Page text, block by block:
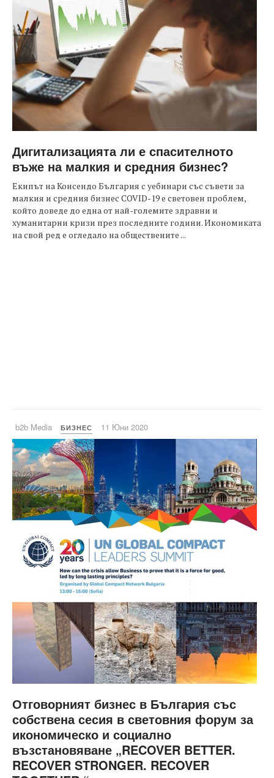
Дигитализацията ли е спасителното
въже на малкия и средния бизнес?
Екипът на Консендо България с уебинари със съвети за
малкия и средния бизнес COVID-19 е световен проблем,
който доведе до една от най-големите здравни и
хуманитарни кризи през последните години. Икономиката
на свой ред е огледало на обществените ...
b2b Media БИЗНЕС 11 Юни 2020
Отговорният бизнес в България със
собствена сесия в световния форум за
икономическо и социално
възстановяване „RECOVER BETTER.
RECOVER STRONGER. RECOVER